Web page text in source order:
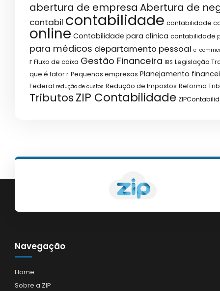
abertura de empresa Abertura de
contabil contabilidade contabilidade
online Contabilidade para clínica contabilidade
para médicos departamento pessoal e-
r Fluxo de caixa Gestão Financeira IBS Legislação
que é fator r Pequenas empresas Planejamento
Federal redução de custos Redução de Impostos Reforma
TributosZIP Contabilidade
Navegação
Home
Sobre a ZIP